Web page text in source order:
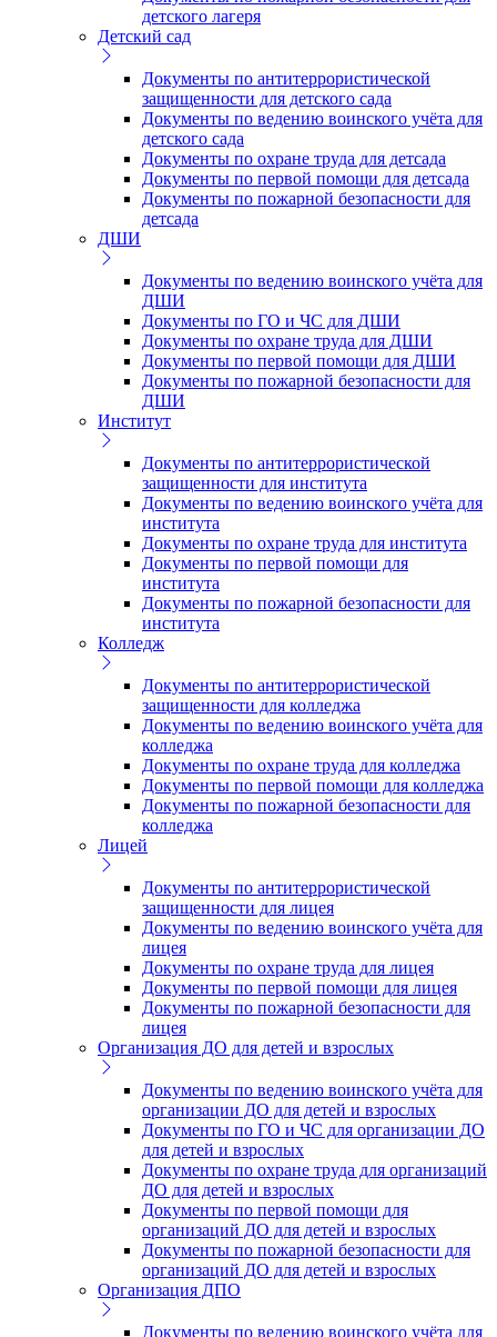
детского лагеря
Детский сад
Документы по антитеррористической
защищенности для детского сада
Документы по ведению воинского учёта для
детского сада
Документы по охране труда для детсада
Документы по первой помощи для детсада
Документы по пожарной безопасности для
детсада
ДШИ
Документы по ведению воинского учёта для
ДШИ
Документы по ГО и ЧС для ДШИ
Документы по охране труда для ДШИ
Документы по первой помощи для ДШИ
Документы по пожарной безопасности для
ДШИ
Институт
Документы по антитеррористической
защищенности для института
Документы по ведению воинского учёта для
института
Документы по охране труда для института
Документы по первой помощи для
института
Документы по пожарной безопасности для
института
Колледж
Документы по антитеррористической
защищенности для колледжа
Документы по ведению воинского учёта для
колледжа
Документы по охране труда для колледжа
Документы по первой помощи для колледжа
Документы по пожарной безопасности для
колледжа
Лицей
Документы по антитеррористической
защищенности для лицея
Документы по ведению воинского учёта для
лицея
Документы по охране труда для лицея
Документы по первой помощи для лицея
Документы по пожарной безопасности для
лицея
Организация ДО для детей и взрослых
Документы по ведению воинского учёта для
организации ДО для детей и взрослых
Документы по ГО и ЧС для организации ДО
для детей и взрослых
Документы по охране труда для организаций
ДО для детей и взрослых
Документы по первой помощи для
организаций ДО для детей и взрослых
Документы по пожарной безопасности для
организаций ДО для детей и взрослых
Организация ДПО
Документы по ведению воинского учёта для